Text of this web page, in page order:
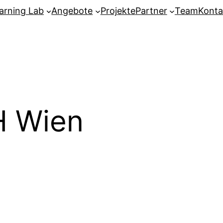
Lab Angebote ProjektePartner Team
Wien